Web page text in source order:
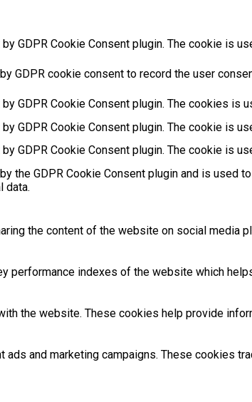
GDPR Cookie Consent plugin. The cookie is
GDPR cookie consent to record the user
GDPR Cookie Consent plugin. The cookies
GDPR Cookie Consent plugin. The cookie is
GDPR Cookie Consent plugin. The cookie is
the GDPR Cookie Consent plugin and is used
data.
the content of the website on social media
performance indexes of the website which
the website. These cookies help provide
and marketing campaigns. These cookies